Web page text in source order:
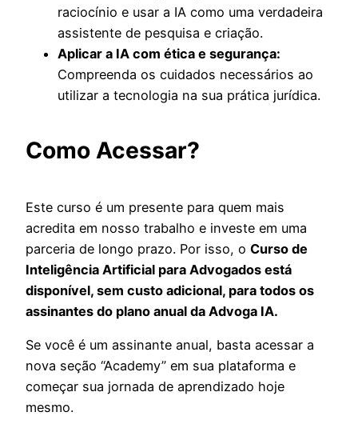
raciocínio e usar a IA como uma verdadeira
assistente de pesquisa e criação.
Aplicar a IA com ética e segurança:
Compreenda os cuidados necessários ao
utilizar a tecnologia na sua prática jurídica.
Como Acessar?
Este curso é um presente para quem mais
acredita em nosso trabalho e investe em uma
parceria de longo prazo. Por isso, o Curso de
Inteligência Artificial para Advogados está
disponível, sem custo adicional, para todos os
assinantes do plano anual da Advoga IA.
Se você é um assinante anual, basta acessar a
nova seção “Academy” em sua plataforma e
começar sua jornada de aprendizado hoje
mesmo.